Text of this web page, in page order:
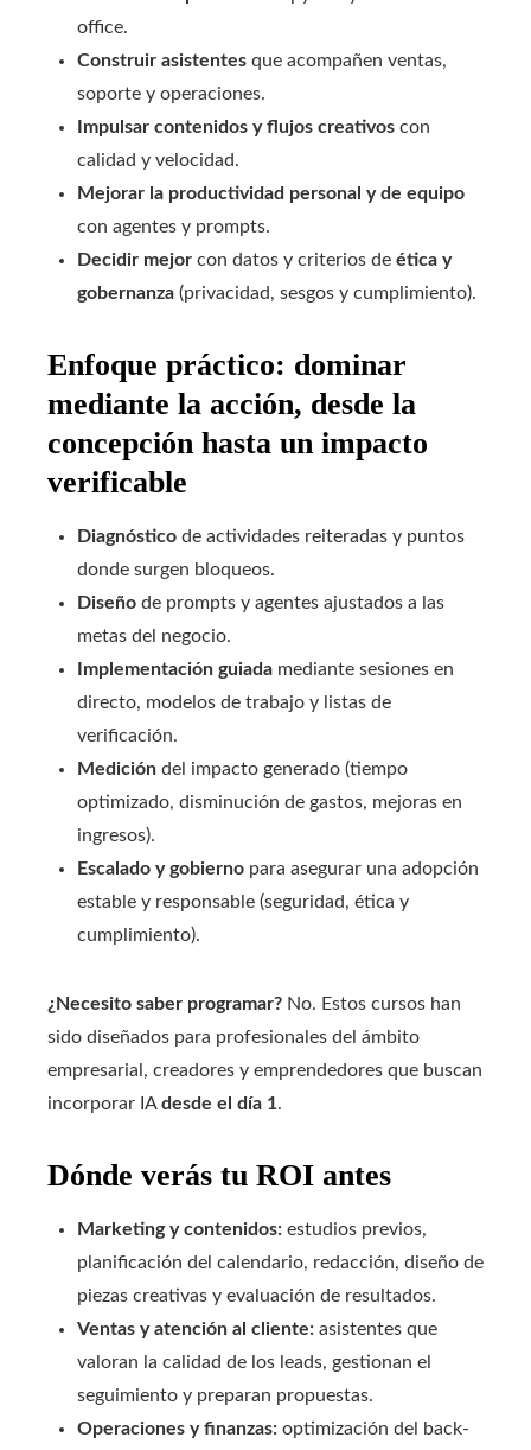
office.
Construir asistentes que acompañen ventas,
soporte y operaciones.
Impulsar contenidos y flujos creativos con
calidad y velocidad.
Mejorar la productividad personal y de equipo
con agentes y prompts.
Decidir mejor con datos y criterios de ética y
gobernanza (privacidad, sesgos y cumplimiento).
Enfoque práctico: dominar
mediante la acción, desde la
concepción hasta un impacto
verificable
Diagnóstico de actividades reiteradas y puntos
donde surgen bloqueos.
Diseño de prompts y agentes ajustados a las
metas del negocio.
Implementación guiada mediante sesiones en
directo, modelos de trabajo y listas de
verificación.
Medición del impacto generado (tiempo
optimizado, disminución de gastos, mejoras en
ingresos).
Escalado y gobierno para asegurar una adopción
estable y responsable (seguridad, ética y
cumplimiento).
¿Necesito saber programar? No. Estos cursos han
sido diseñados para profesionales del ámbito
empresarial, creadores y emprendedores que buscan
incorporar IAdesde el día 1.
Dónde verás tu ROI antes
Marketing y contenidos: estudios previos,
planificación del calendario, redacción, diseño de
piezas creativas y evaluación de resultados.
Ventas y atención al cliente: asistentes que
valoran la calidad de los leads, gestionan el
seguimiento y preparan propuestas.
Operaciones y finanzas: optimización del back-